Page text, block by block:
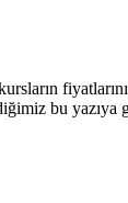
bu yazıya